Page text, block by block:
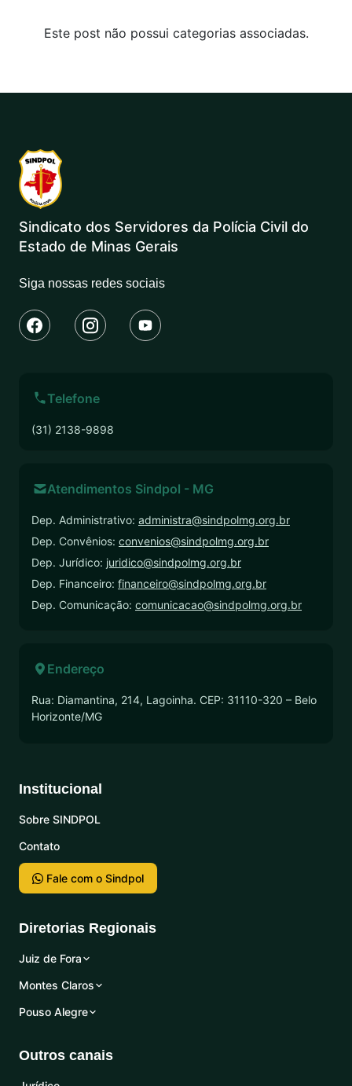
Este post não possui categorias associadas.
Sindicato dos Servidores da Polícia Civil do
Estado de Minas Gerais
Siga nossas redes sociais
Telefone
(31) 2138-9898
Atendimentos Sindpol - MG
Dep. Administrativo: administra@sindpolmg.org.br
Dep. Convênios: convenios@sindpolmg.org.br
Dep. Jurídico: juridico@sindpolmg.org.br
Dep. Financeiro: financeiro@sindpolmg.org.br
Dep. Comunicação: comunicacao@sindpolmg.org.br
Endereço
Rua: Diamantina, 214, Lagoinha. CEP: 31110-320 – Belo
Horizonte/MG
Institucional
Sobre SINDPOL
Contato
Fale com o Sindpol
Diretorias Regionais
Juiz de Fora
Montes Claros
Pouso Alegre
Outros canais